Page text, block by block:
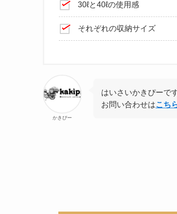
30ℓと40ℓの使用感
それぞれの収納サイズ
かきぴー
はいさいかきぴーで
お問い合わせはこち